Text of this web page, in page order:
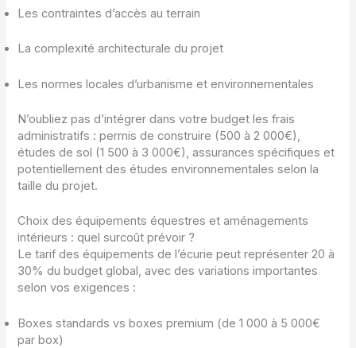
Les contraintes d’accès au terrain
La complexité architecturale du projet
Les normes locales d’urbanisme et environnementales
N’oubliez pas d’intégrer dans votre budget les frais
administratifs : permis de construire (500 à 2 000€),
études de sol (1 500 à 3 000€), assurances spécifiques et
potentiellement des études environnementales selon la
taille du projet.
Choix des équipements équestres et aménagements
intérieurs : quel surcoût prévoir ?
Le tarif des équipements de l’écurie peut représenter 20 à
30% du budget global, avec des variations importantes
selon vos exigences :
Boxes standards vs boxes premium (de 1 000 à 5 000€
par box)